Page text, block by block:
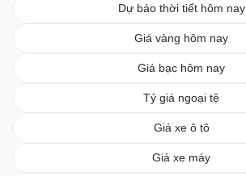
Dự báo thời tiết hôm nay
Giá vàng hôm nay
Giá bạc hôm nay
Tỷ giá ngoại tệ
Giá xe ô tô
Giá xe máy